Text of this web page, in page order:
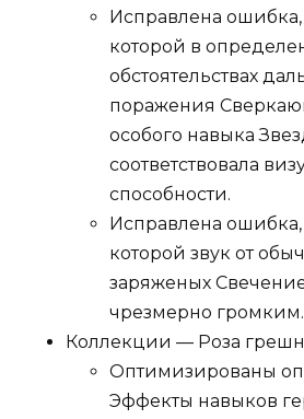
Исправлена ошибка,
которой в
обстоятельствах
поражения
особого навыка
соответствовала
способности.
Исправлена ошибка,
которой звук от
заряженых
чрезмерно громким.
Коллекции — Роза
Оптимизированы
Эффекты навыков